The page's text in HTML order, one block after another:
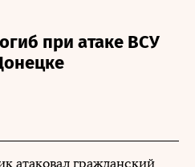
при атаке ВСУ
атаковал гражданский